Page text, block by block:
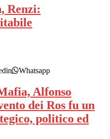
Renzi:
Whatsapp
Alfonso
dei Ros fu un
politico ed